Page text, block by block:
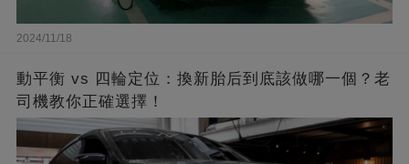
2024/11/18
動平衡 vs 四輪定位：換新胎后到底該做哪一個？老
司機教你正確選擇！